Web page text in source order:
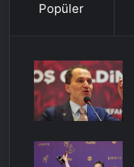
Popüler